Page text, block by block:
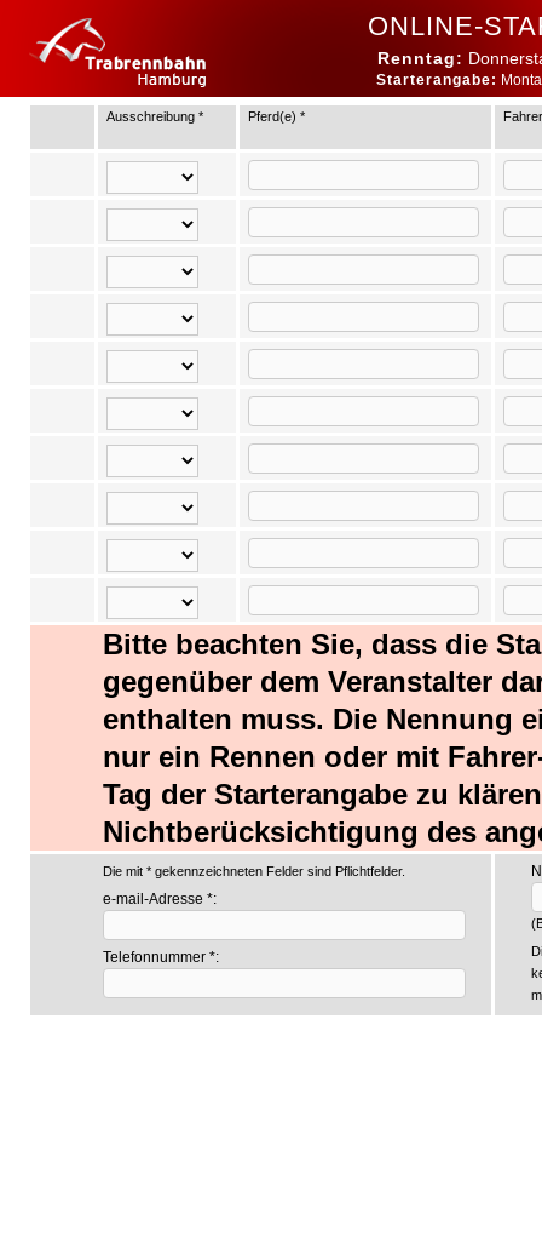
ONLINE-
Renntag:
Starterangabe:
Ausschreibung * Pferd(e) *
Bitte beachten Sie, dass die
gegenüber dem Veranstalter
enthalten muss. Die Nennung
nur ein Rennen oder mit
Tag der Starterangabe zu
Nichtberücksichtigung des
Die mit * gekennzeichneten Felder sind Pflichtfelder.
e-mail-Adresse *:
Telefonnummer *: